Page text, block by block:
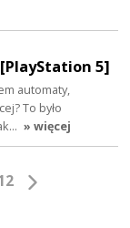
5]
automaty,
To było
» więcej